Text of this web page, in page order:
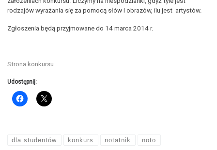
rodzajów wyrażania się za pomocą słów i obrazów, ilu jest artystów.
Zgłoszenia będą przyjmowane do 14 marca 2014 r.
Strona konkursu
Udostępnij:
dla studentów konkurs notatnik noto